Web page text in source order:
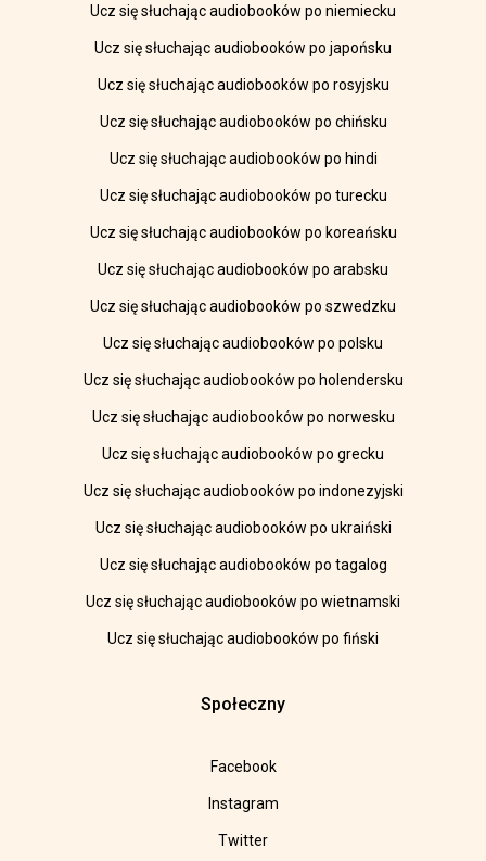
Ucz się słuchając audiobooków po niemiecku
Ucz się słuchając audiobooków po japońsku
Ucz się słuchając audiobooków po rosyjsku
Ucz się słuchając audiobooków po chińsku
Ucz się słuchając audiobooków po hindi
Ucz się słuchając audiobooków po turecku
Ucz się słuchając audiobooków po koreańsku
Ucz się słuchając audiobooków po arabsku
Ucz się słuchając audiobooków po szwedzku
Ucz się słuchając audiobooków po polsku
Ucz się słuchając audiobooków po holendersku
Ucz się słuchając audiobooków po norwesku
Ucz się słuchając audiobooków po grecku
Ucz się słuchając audiobooków po indonezyjski
Ucz się słuchając audiobooków po ukraiński
Ucz się słuchając audiobooków po tagalog
Ucz się słuchając audiobooków po wietnamski
Ucz się słuchając audiobooków po fiński
Społeczny
Facebook
Instagram
Twitter